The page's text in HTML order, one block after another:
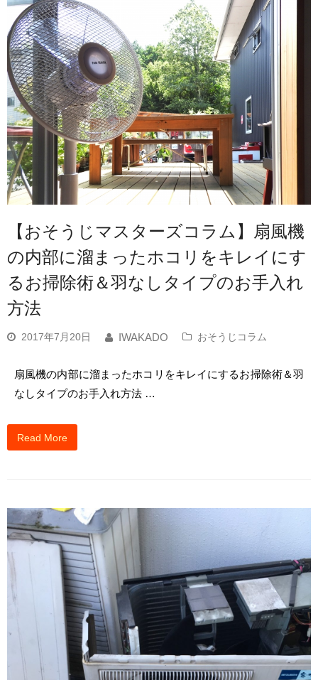
【おそうじマスターズコラム】扇風機
の内部に溜まったホコリをキレイにす
るお掃除術＆羽なしタイプのお手入れ
方法
2017年7月20日 IWAKADO おそうじコラム
扇風機の内部に溜まったホコリをキレイにするお掃除術＆羽
なしタイプのお手入れ方法 …
Read More